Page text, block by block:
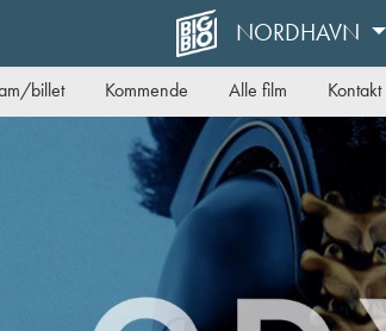
NORDHAVN
billet Kommende Alle film Kontakt